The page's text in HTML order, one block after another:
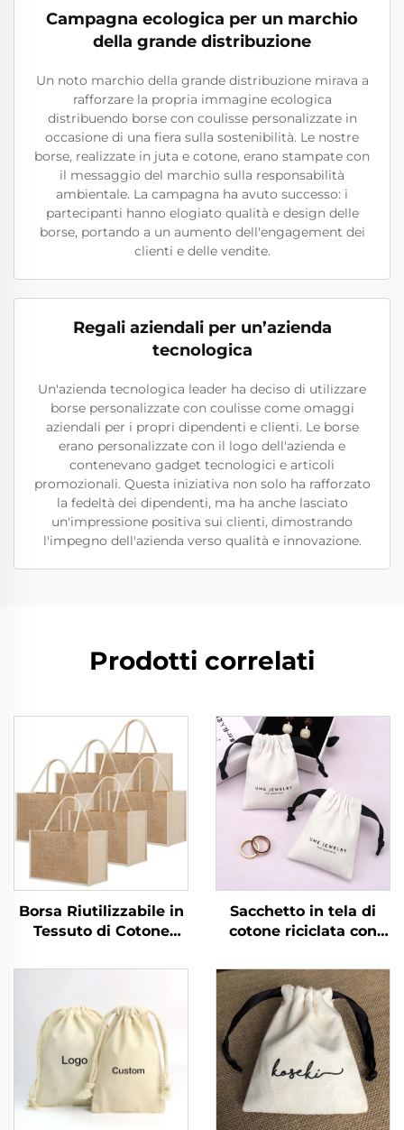
Campagna ecologica per un marchio
della grande distribuzione
Un noto marchio della grande distribuzione mirava a
rafforzare la propria immagine ecologica
distribuendo borse con coulisse personalizzate in
occasione di una fiera sulla sostenibilità. Le nostre
borse, realizzate in juta e cotone, erano stampate con
il messaggio del marchio sulla responsabilità
ambientale. La campagna ha avuto successo: i
partecipanti hanno elogiato qualità e design delle
borse, portando a un aumento dell'engagement dei
clienti e delle vendite.
Regali aziendali per un’azienda
tecnologica
Un'azienda tecnologica leader ha deciso di utilizzare
borse personalizzate con coulisse come omaggi
aziendali per i propri dipendenti e clienti. Le borse
erano personalizzate con il logo dell'azienda e
contenevano gadget tecnologici e articoli
promozionali. Questa iniziativa non solo ha rafforzato
la fedeltà dei dipendenti, ma ha anche lasciato
un'impressione positiva sui clienti, dimostrando
l'impegno dell'azienda verso qualità e innovazione.
Prodotti correlati
Borsa Riutilizzabile in
Tessuto di Cotone
con Disegno
Organica e Sostenibile,
con Materiale in Juta,
per la Spiaggia e la
Spesa
Sacchetto in tela di
cotone riciclata con
per riporre gioielli e
anelli, sacchetto
antipolvere di lusso
con coulisse morbido
riutilizzabile per
promozioni